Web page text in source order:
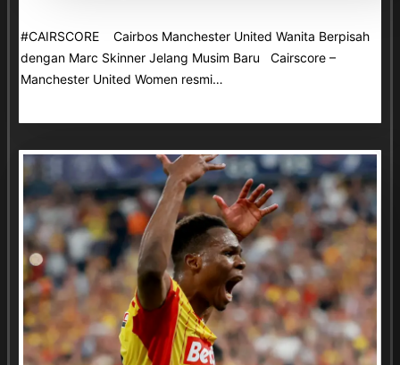
#CAIRSCORE Cairbos Manchester United Wanita Berpisah
dengan Marc Skinner Jelang Musim Baru Cairscore –
Manchester United Women resmi…